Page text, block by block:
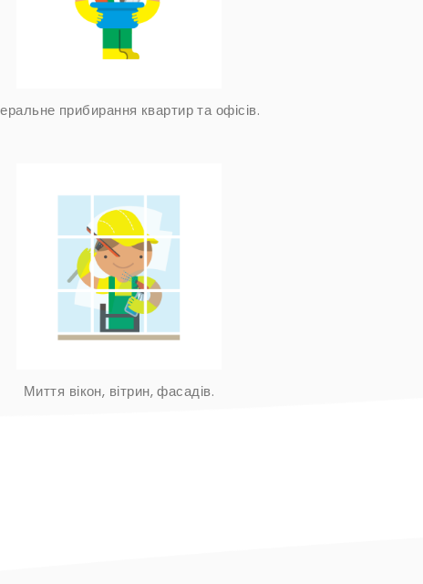
прибирання квартир та офісів.
Миття вікон, вітрин, фасадів.